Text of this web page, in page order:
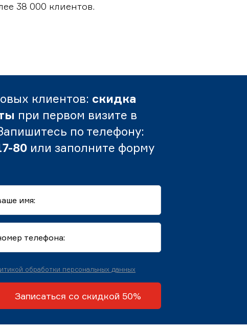
38 000 клиентов.
клиентов: скидка
при первом визите в
по телефону:
80 или заполните форму
обработки персональных данных
Записаться со скидкой 50%